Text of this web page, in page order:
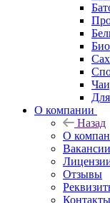
О компании
Назад
О
Вакансии
Отзывы
Контакты